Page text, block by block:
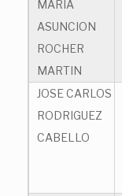
MARIA
ASUNCION
ROCHER
MARTIN
JOSE CARLOS
RODRIGUEZ
CABELLO